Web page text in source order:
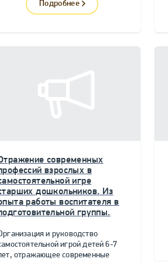
Подробнее
современных
взрослых в
игре
дошкольников. Из
работы воспитателя в
группы.
и руководство
игрой детей 6-7
отражающее современные